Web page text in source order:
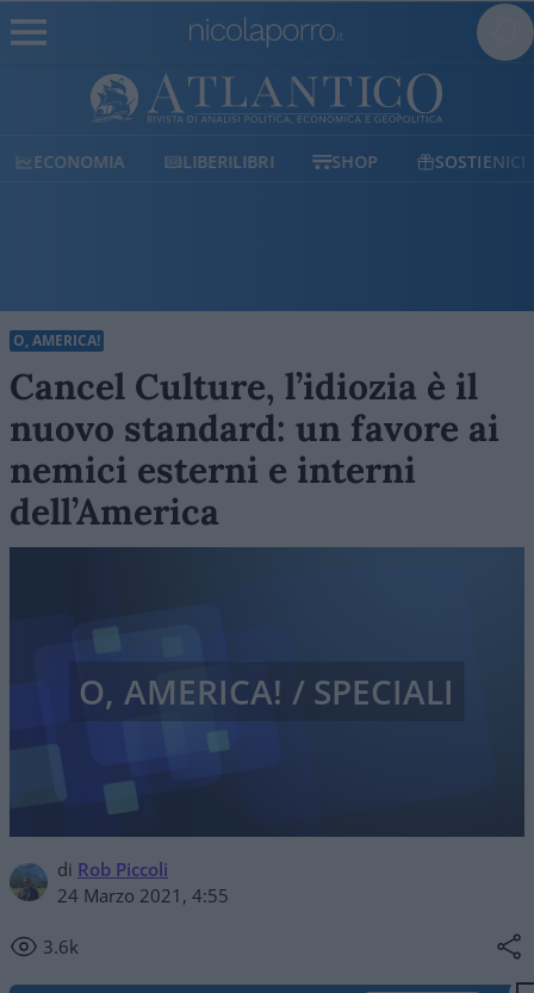
ECONOMIA LIBERILIBRI SHOP SOSTIENICI
O, AMERICA!
Cancel Culture, l’idiozia è il
nuovo standard: un favore ai
nemici esterni e interni
dell’America
di Rob Piccoli
24 Marzo 2021, 4:55
3.6k
O, AMERICA! / SPECIALI